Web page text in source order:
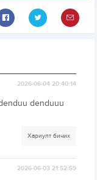
2026-06-04 20:40:14
denduuu
Хариулт бичих
2026-06-03 21:52:59